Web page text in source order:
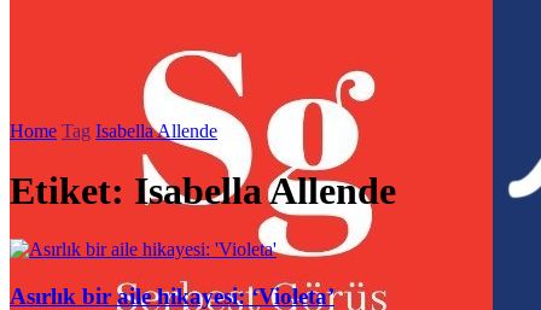
Home Tag Isabella Allende
Etiket: Isabella Allende
Asırlık bir aile hikayesi: ‘Violeta’